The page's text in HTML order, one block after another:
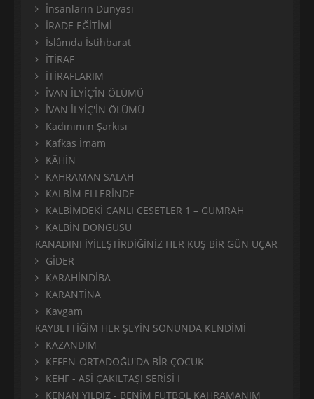
İnsanların Dünyası
İRADE EĞİTİMİ
İslâmda İstihbarat
İTİRAF
İTİRAFLARIM
İVAN İLYİÇ’İN ÖLÜMÜ
İVAN İLYİÇ'İN ÖLÜMÜ
Kadınımın Şarkısı
Kafkas İmam
KÂHİN
KAHRAMAN SALAH
KALBİM ELLERİNDE
KALBİMDEKİ CANLI CESETLER 1 – GÜMRAH
KALBİN DÖNGÜSÜ
KANADINI İYİLEŞTİRDİĞİNİZ HER KUŞ BİR GÜN UÇAR
GİDER
KARAHİNDİBA
KARANTİNA
Kavgam
KAYBETTİĞİM HER ŞEYİN SONUNDA KENDİMİ
KAZANDIM
KEFEN-ORTADOĞU'DA BİR ÇOCUK
KEHF - ASİ ÇAKILTAŞI SERİSİ I
KENAN YILDIZ - BENİM FUTBOL KAHRAMANIM